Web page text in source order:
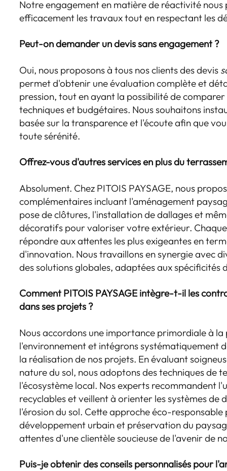
Notre engagement en matière de réactivité
efficacement les travaux tout en respectant les
Peut-on demander un devis sans engagement ?
Oui, nous proposons à tous nos clients des devis
permet d'obtenir une évaluation complète et
pression, tout en ayant la possibilité de
techniques et budgétaires. Nous souhaitons
basée sur la transparence et l'écoute afin que
toute sérénité.
Offrez-vous d'autres services en plus du
Absolument. Chez PITOIS PAYSAGE, nous
complémentaires incluant l'aménagement
pose de clôtures, l'installation de dallages et
décoratifs pour valoriser votre extérieur.
répondre aux attentes les plus exigeantes en
d'innovation. Nous travaillons en synergie avec
des solutions globales, adaptées aux spécificités
Comment PITOIS PAYSAGE intègre-t-il les
dans ses projets ?
Nous accordons une importance primordiale à
l'environnement et intégrons systématiquement
la réalisation de nos projets. En évaluant
nature du sol, nous adoptons des techniques de
l'écosystème local. Nos experts recommandent
recyclables et veillent à orienter les systèmes de
l'érosion du sol. Cette approche éco-
développement urbain et préservation du
attentes d'une clientèle soucieuse de l'avenir de
Puis-je obtenir des conseils personnalisés pour